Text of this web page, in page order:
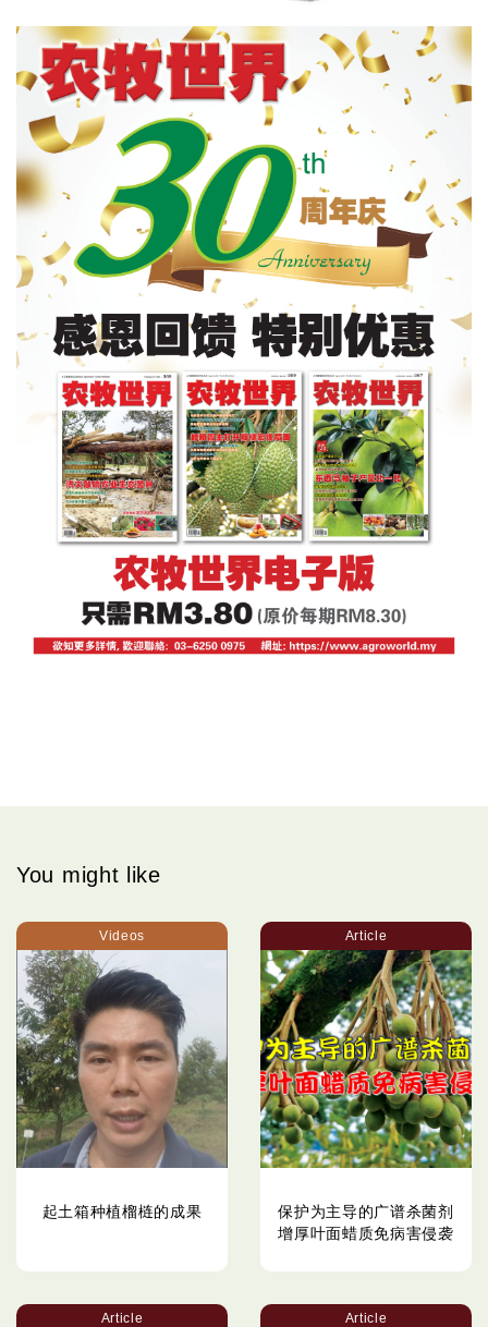
You might like
Videos
起土箱种植榴梿的成果
Article
保护为主导的广谱杀菌剂
增厚叶面蜡质免病害侵袭
Article Article